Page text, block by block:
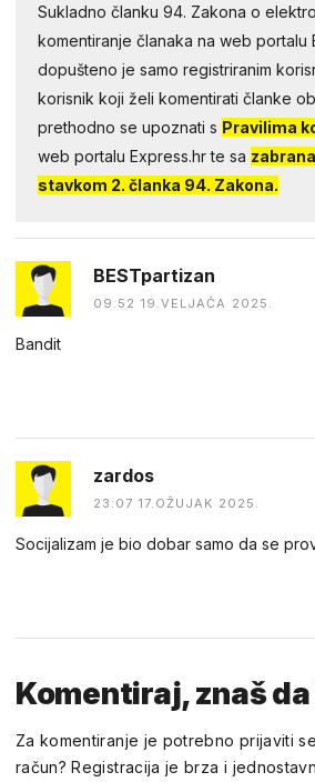
Sukladno članku 94. Zakona o
komentiranje članaka na web portalu
dopušteno je samo registriranim
korisnik koji želi komentirati članke
prethodno se upoznati s Pravilima
web portalu Express.hr te sa
stavkom 2. članka 94. Zakona.
BESTpartizan
09:52 19.VELJAČA 2025.
Bandit
zardos
23:07 17.OŽUJAK 2025.
Socijalizam je bio dobar samo da se
Komentiraj, znaš
Za komentiranje je potrebno prijaviti
račun? Registracija je brza i